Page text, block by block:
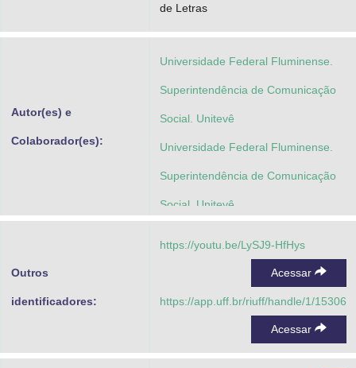
de Letras
Autor(es) e
Colaborador(es):
Universidade Federal Fluminense.
Superintendência de Comunicação
Social. Unitevê
Universidade Federal Fluminense.
Superintendência de Comunicação
Social. Unitevê
Outros
identificadores:
https://youtu.be/LySJ9-HfHys
Acessar
https://app.uff.br/riuff/handle/1/15306
Acessar